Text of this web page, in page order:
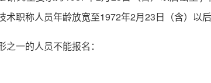
术职称人员年龄放宽至1972年2月23日（含）以后
之一的人员不能报名：